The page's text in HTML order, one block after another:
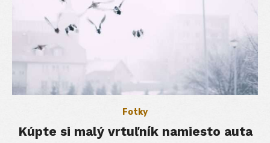
Fotky
Kúpte si malý vrtuľník namiesto auta